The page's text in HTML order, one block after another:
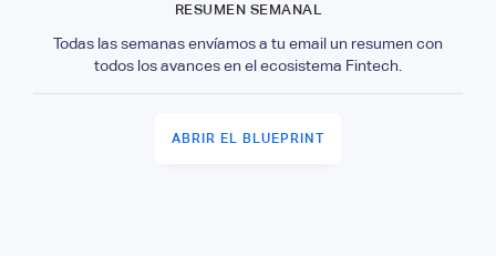
RESUMEN SEMANAL
Todas las semanas envíamos a tu email un resumen con
todos los avances en el ecosistema Fintech.
ABRIR EL BLUEPRINT